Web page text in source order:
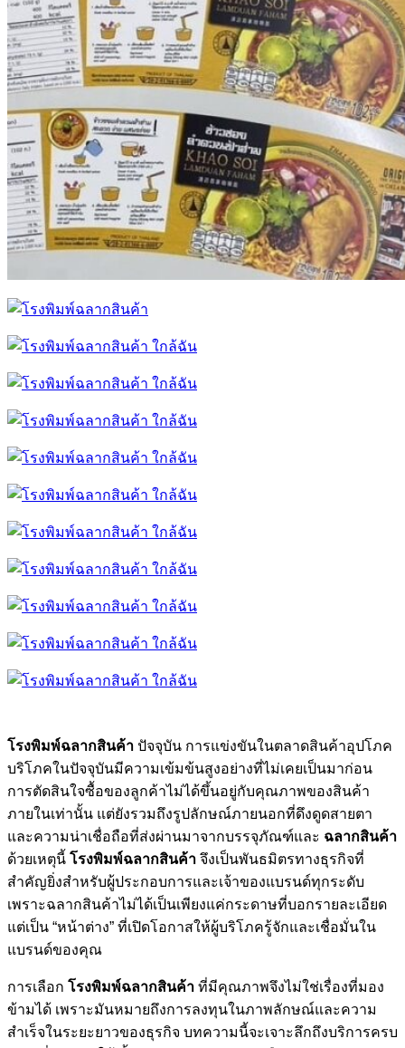
โรงพิมพ์ฉลากสินค้า ปัจจุบัน การแข่งขันในตลาดสินค้าอุปโภค
บริโภคในปัจจุบันมีความเข้มข้นสูงอย่างที่ไม่เคยเป็นมาก่อน
การตัดสินใจซื้อของลูกค้าไม่ได้ขึ้นอยู่กับคุณภาพของสินค้า
ภายในเท่านั้น แต่ยังรวมถึงรูปลักษณ์ภายนอกที่ดึงดูดสายตา
และความน่าเชื่อถือที่ส่งผ่านมาจากบรรจุภัณฑ์และ ฉลากสินค้า
ด้วยเหตุนี้ โรงพิมพ์ฉลากสินค้า จึงเป็นพันธมิตรทางธุรกิจที่
สำคัญยิ่งสำหรับผู้ประกอบการและเจ้าของแบรนด์ทุกระดับ
เพราะฉลากสินค้าไม่ได้เป็นเพียงแค่กระดาษที่บอกรายละเอียด
แต่เป็น “หน้าต่าง” ที่เปิดโอกาสให้ผู้บริโภครู้จักและเชื่อมั่นใน
แบรนด์ของคุณ
การเลือก โรงพิมพ์ฉลากสินค้า ที่มีคุณภาพจึงไม่ใช่เรื่องที่มอง
ข้ามได้ เพราะมันหมายถึงการลงทุนในภาพลักษณ์และความ
สำเร็จในระยะยาวของธุรกิจ บทความนี้จะเจาะลึกถึงบริการครบ